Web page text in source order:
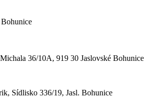
Bohunice
36/10A, 919 30 Jaslovské Bohunice
Sídlisko 336/19, Jasl. Bohunice